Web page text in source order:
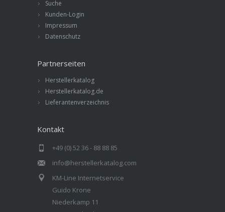
Suche
Kunden-Login
Impressum
Datenschutz
Partnerseiten
Herstellerkatalog
Herstellerkatalog.de
Lieferantenverzeichnis
Kontakt
+49 (0) 52 36 - 88 88 85
info@herstellerkatalog.com
KM-Line Internetservice
Guido Krone
Niederkamp 11